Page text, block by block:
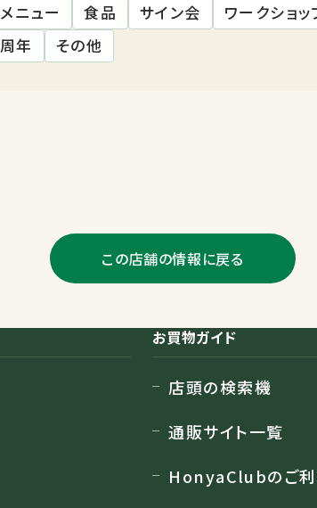
ニュー 食品 サイン会 ワークショッ
年 その他
この店舗の情報に戻る
お買物ガイド
店頭の検索機
通販サイト一覧
HonyaClubのご利